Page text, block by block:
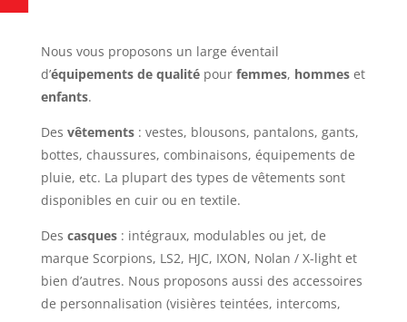
Nous vous proposons un large éventail
d’équipements de qualité pour femmes, hommes et
enfants.
Des vêtements : vestes, blousons, pantalons, gants,
bottes, chaussures, combinaisons, équipements de
pluie, etc. La plupart des types de vêtements sont
disponibles en cuir ou en textile.
Des casques : intégraux, modulables ou jet, de
marque Scorpions, LS2, HJC, IXON, Nolan / X-light et
bien d’autres. Nous proposons aussi des accessoires
de personnalisation (visières teintées, intercoms,